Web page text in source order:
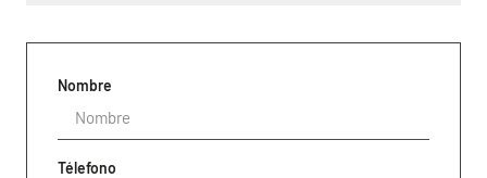
Nombre
Télefono